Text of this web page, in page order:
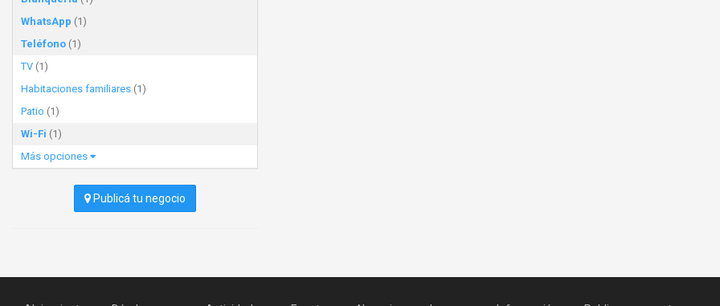
WhatsApp (1)
Teléfono (1)
TV (1)
Habitaciones familiares (1)
Patio (1)
Wi-Fi (1)
Más opciones
Publicá tu negocio